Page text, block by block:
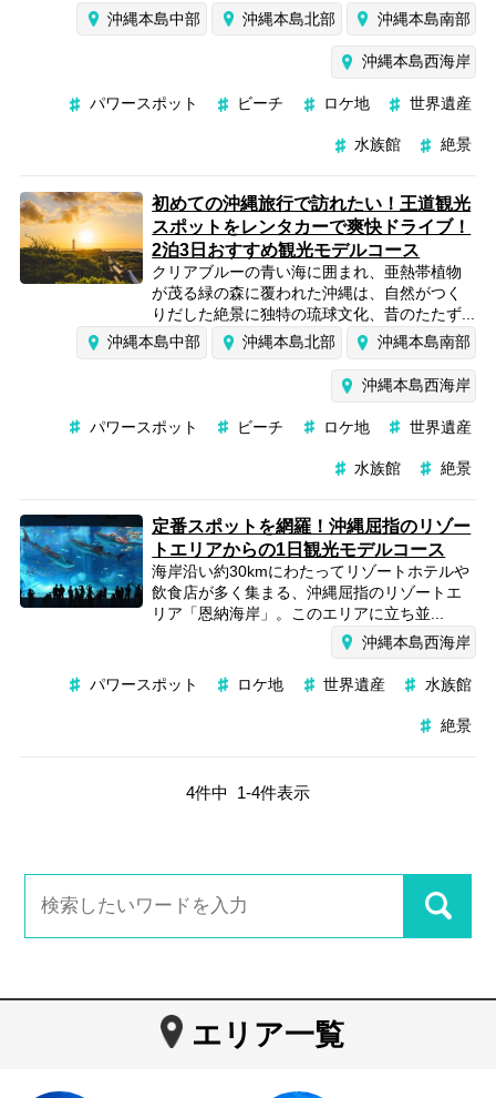
沖縄本島中部
沖縄本島北部 沖縄本島南部
沖縄本島西海岸
パワースポット ビーチ ロケ地 世界遺産
水族館 絶景
初めての沖縄旅行で訪れたい！王道観光
スポットをレンタカーで爽快ドライブ！
2泊3日おすすめ観光モデルコース
クリアブルーの青い海に囲まれ、亜熱帯植物
が茂る緑の森に覆われた沖縄は、自然がつく
りだした絶景に独特の琉球文化、昔のたたず...
沖縄本島中部
沖縄本島北部 沖縄本島南部
沖縄本島西海岸
パワースポット ビーチ ロケ地 世界遺産
水族館 絶景
定番スポットを網羅！沖縄屈指のリゾー
トエリアからの1日観光モデルコース
海岸沿い約30kmにわたってリゾートホテルや
飲食店が多く集まる、沖縄屈指のリゾートエ
リア「恩納海岸」。このエリアに立ち並...
沖縄本島西海岸
パワースポット ロケ地 世界遺産 水族館
絶景
4件中 1-4件表示
エリア一覧